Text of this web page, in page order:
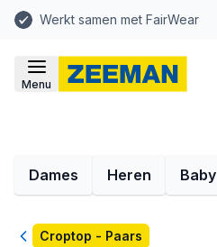
Werkt samen met FairWear
Menu
Dames Heren Baby
TerugCroptop - Paars